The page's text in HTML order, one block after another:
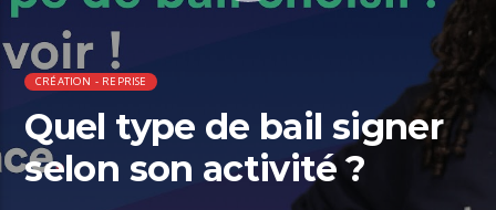
CRÉATION - REPRISE
Quel type de bail signer
selon son activité ?